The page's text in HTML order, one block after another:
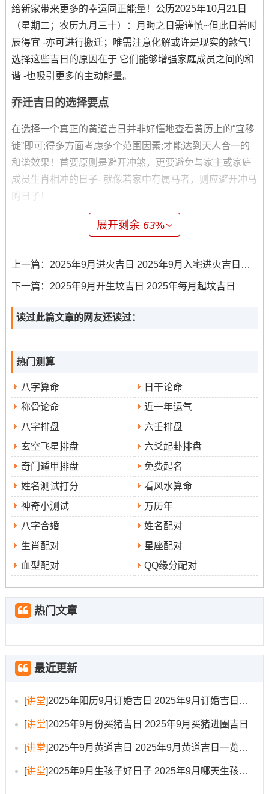
给新家带来更多的幸运同正能量！公历2025年10月21日
（星期二；农历九月三十）：月晦之日需谨慎~但此日若时
辰得宜 -亦可进行搬迁；唯需注意化解或许是现实的煞气！
选择这些吉日的原因在于 它们能够增强家庭成员之间的和
谐 -也吸引更多的主动能量。
乔迁吉日的选择要点
在选择一个真正的黄道吉日并非好懂地查看黄历上的“宜移
徙”即可;得多方面考虑多个范围因素;才能达到天人合一的
和谐效果！首要原则是避开冲煞，更要避免与家主或家庭
成员生肖相冲的日子- 就像若家中有属马者，则应避开冲马
的日子！
同样重要的是需考虑当日的星宿与五行属性- 选择跟自身命
理喜用相生的日子更为有利，就好比水命人可优先选择水
要，通常优先选择阳气渐盛的上午时段;如7:00至9:00的辰
时或9:00至11:00的巳时以求家运如日方升！
乔迁流程与核心注意事项
大家可能不知道;个圆满的乔迁过程，不只是在于日子的选
择，更在于当天的仪式与细节，这些习俗凝聚了各位对美
好生活的向往同祈愿！在搬迁前一晚;最佳将新居所有的灯
打开，寓意家宅兴旺 -灯火通明！
进门顺序有讲究，应由一家之主率先踏入，长辈在前 晚辈
在后，表现长幼有序！首次进入新宅时切记不可空手~应手
持寓意吉祥的物品、例如米缸（标记丰衣足食）、油盐酱
醋（标记生活滋味）、红包（标记财源广进）等！
把说实在的- 宅后要及时打开门窗通风- 并开启水龙头让细
水长流，寓意风生水起、财源反复！安床是重要环节 需选
择吉时进行 -床位摆放应避开当年太岁方和三煞位~2025年
享，寓意团团圆圆、生活甜蜜美满！整个过程中应多说吉
祥话，保持喜悦心境，避免争吵或说不吉利的话语，以免
损坏新家的与气！
生肖适配与能量强化建议
不同生肖的人在乔迁过程中有其尤其的宜忌~充分认识并适
当化解 -能让搬迁更为顺遂！对于属马的朋友；若选择的日
子并非冲马，则无大碍；
展开剩余 63%
上一篇： 2025年9月进火吉日 2025年9月入宅进火吉日吉时
下一篇： 2025年9月开生坟吉日 2025年每月起坟吉日
读过此篇文章的网友还读过：
热门测算
八字算命
日干论命
称骨论命
近一年运气
八字排盘
六壬排盘
玄空飞星排盘
六爻起卦排盘
奇门遁甲排盘
免费起名
姓名测试打分
看风水算命
神奇小测试
万历年
八字合婚
姓名配对
生肖配对
星座配对
血型配对
QQ缘分配对
热门文章
最近更新
[讲堂]2025年阳历9月订婚吉日 2025年9月订婚吉日有哪几天
[讲堂]2025年9月份买猪吉日 2025年9月买猪进圈吉日
[讲堂]2025午9月黄道吉日 2025年9月黄道吉日一览表大全
[讲堂]2025年9月生孩子好日子 2025年9月哪天生孩子比较好